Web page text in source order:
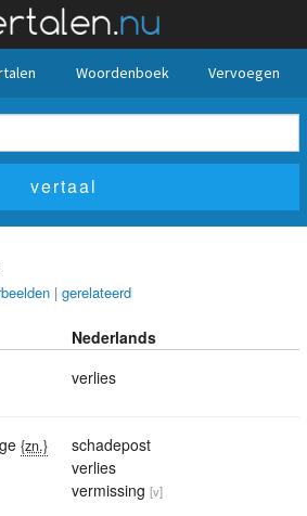
Woordenboek Vervoegen
| gerelateerd
Nederlands
verlies
{zn.}
schadepost
verlies
vermissing [v]